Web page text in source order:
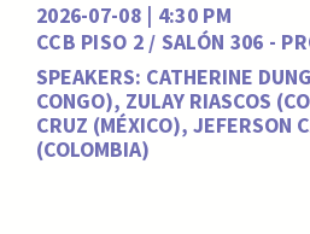
2026-07-08 | 4:30 PM
CCB PISO 2 / SALÓN 306 -
SPEAKERS: CATHERINE
CONGO), ZULAY RIASCOS
CRUZ (MÉXICO), JEFERSON
(COLOMBIA)